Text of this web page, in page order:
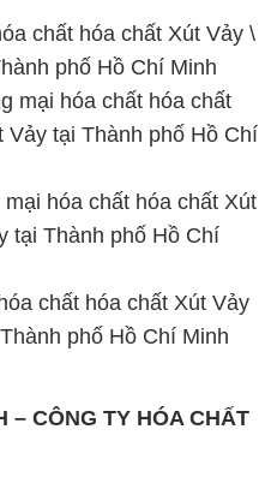
hóa chất hóa chất Xút
tại Thành phố Hồ Chí
chất hóa chất Xút Vảy
phố Hồ Chí Minh
CÔNG TY HÓA CHẤT